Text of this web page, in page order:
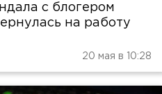
с блогером
на работу
20 мая в 10:28